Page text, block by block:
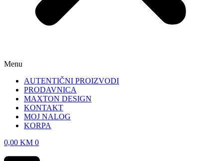
Menu
AUTENTIČNI PROIZVODI
PRODAVNICA
MAXTON DESIGN
KONTAKT
MOJ NALOG
KORPA
0,00 KM 0